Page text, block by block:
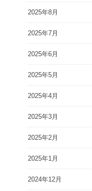
2025年8月
2025年7月
2025年6月
2025年5月
2025年4月
2025年3月
2025年2月
2025年1月
2024年12月